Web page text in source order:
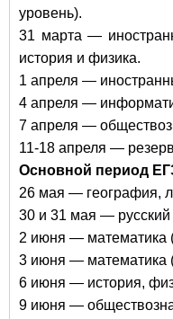
уровень).
31 марта —
история и физика.
1 апреля —
4 апреля —
7 апреля —
11-18 апреля —
Основной период
26 мая — география,
30 и 31 мая — русский
2 июня — математика
3 июня — математика
6 июня — история,
9 июня —